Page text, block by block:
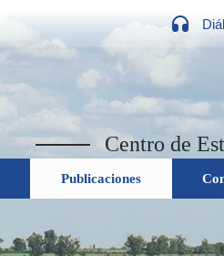
Centro de
Publicaciones